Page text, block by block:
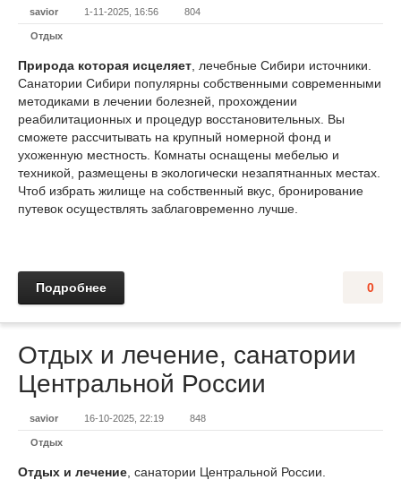
savior 1-11-2025, 16:56 804
Отдых
Природа которая исцеляет , лечебные Сибири источники.
Санатории Сибири популярны собственными современными
методиками в лечении болезней, прохождении
реабилитационных и процедур восстановительных. Вы
сможете рассчитывать на крупный номерной фонд и
ухоженную местность. Комнаты оснащены мебелью и
техникой, размещены в экологически незапятнанных местах.
Чтоб избрать жилище на собственный вкус, бронирование
путевок осуществлять заблаговременно лучше.
0
Подробнее
Отдых и лечение, санатории
Центральной России
savior 16-10-2025, 22:19 848
Отдых
Отдых и лечение , санатории Центральной России.